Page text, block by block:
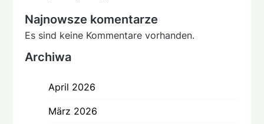
Najnowsze komentarze
Es sind keine Kommentare vorhanden.
Archiwa
April 2026
März 2026